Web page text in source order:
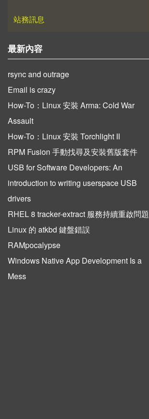
站務訊息
最新內容
rsync and outrage
Email is crazy
How-To：Linux 安裝 Arma: Cold War
Assault
How-To：Linux 安裝 Torchlight II
RPM Fusion 手動找尋及安裝舊版套件
USB for Software Developers: An
introduction to writing userspace USB
drivers
RHEL 8 tracker-extract 服務持續重啟問題
Linux 的 atkbd 鍵盤錯誤
RAMpocalypse
Windows Native App Development Is a
Mess